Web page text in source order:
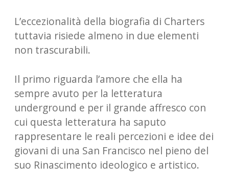
L’eccezionalità della biografia di Charters
tuttavia risiede almeno in due elementi
non trascurabili.
Il primo riguarda l’amore che ella ha
sempre avuto per la letteratura
underground e per il grande affresco con
cui questa letteratura ha saputo
rappresentare le reali percezioni e idee dei
giovani di una San Francisco nel pieno del
suo Rinascimento ideologico e artistico.